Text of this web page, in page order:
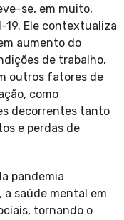
se, em muito,
19. Ele contextualiza
aumento do
de trabalho.
outros fatores de
como
decorrentes tanto
e perdas de
pandemia
saúde mental em
tornando o